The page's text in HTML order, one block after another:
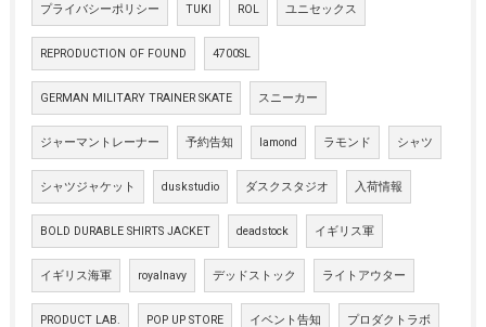
プライバシーポリシー TUKI ROL ユニセックス
REPRODUCTION OF FOUND 4700SL
GERMAN MILITARY TRAINER SKATE スニーカー
ジャーマントレーナー 予約告知 lamond ラモンド シャツ
シャツジャケット duskstudio ダスクスタジオ 入荷情報
BOLD DURABLE SHIRTS JACKET deadstock イギリス軍
イギリス海軍 royalnavy デッドストック ライトアウター
PRODUCT LAB. POP UP STORE イベント告知 プロダクトラボ